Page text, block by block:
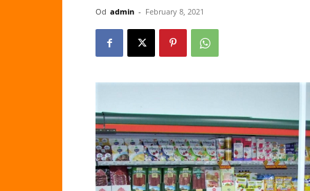
Od admin - February 8, 2021